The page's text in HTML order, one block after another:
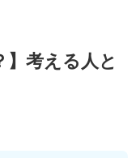
】考える人と